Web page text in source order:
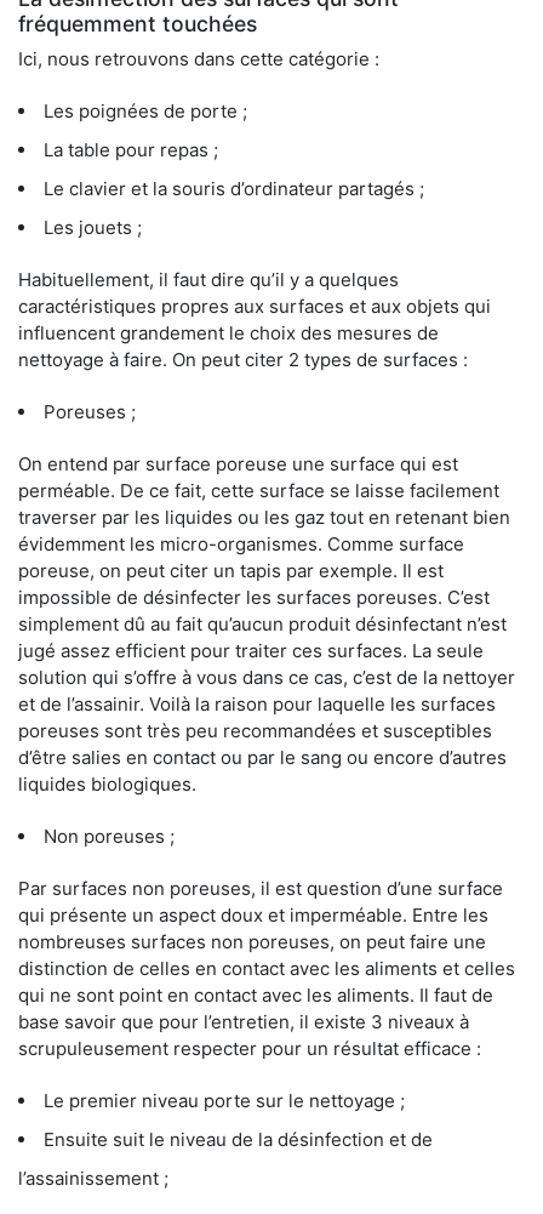
fréquemment touchées
Ici, nous retrouvons dans cette catégorie :
Les poignées de porte ;
La table pour repas ;
Le clavier et la souris d’ordinateur partagés ;
Les jouets ;
Habituellement, il faut dire qu’il y a quelques
caractéristiques propres aux surfaces et aux objets qui
influencent grandement le choix des mesures de
nettoyage à faire. On peut citer 2 types de surfaces :
Poreuses ;
On entend par surface poreuse une surface qui est
perméable. De ce fait, cette surface se laisse facilement
traverser par les liquides ou les gaz tout en retenant bien
évidemment les micro-organismes. Comme surface
poreuse, on peut citer un tapis par exemple. Il est
impossible de désinfecter les surfaces poreuses. C’est
simplement dû au fait qu’aucun produit désinfectant n’est
jugé assez efficient pour traiter ces surfaces. La seule
solution qui s’offre à vous dans ce cas, c’est de la nettoyer
et de l’assainir. Voilà la raison pour laquelle les surfaces
poreuses sont très peu recommandées et susceptibles
d’être salies en contact ou par le sang ou encore d’autres
liquides biologiques.
Non poreuses ;
Par surfaces non poreuses, il est question d’une surface
qui présente un aspect doux et imperméable. Entre les
nombreuses surfaces non poreuses, on peut faire une
distinction de celles en contact avec les aliments et celles
qui ne sont point en contact avec les aliments. Il faut de
base savoir que pour l’entretien, il existe 3 niveaux à
scrupuleusement respecter pour un résultat efficace :
Le premier niveau porte sur le nettoyage ;
Ensuite suit le niveau de la désinfection et de
l’assainissement ;